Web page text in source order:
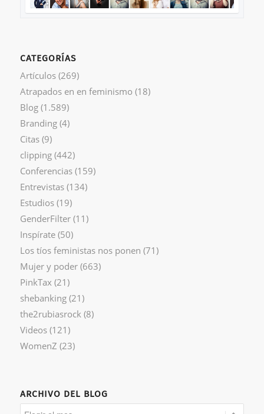
CATEGORÍAS
Artículos(269)
Atrapados en en feminismo (18)
Blog(1.589)
Branding(4)
Citas(9)
clipping(442)
Conferencias(159)
Entrevistas(134)
Estudios(19)
GenderFilter(11)
Inspírate(50)
Los tíos feministas nos ponen (71)
Mujer y poder(663)
PinkTax (21)
shebanking(21)
the2rubiasrock (8)
Videos(121)
WomenZ (23)
ARCHIVO DEL BLOG